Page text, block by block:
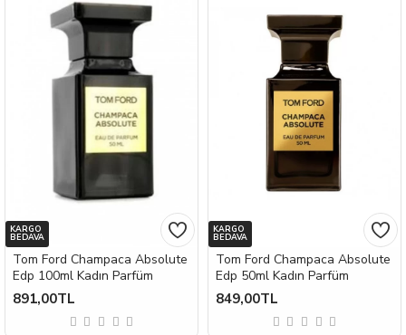
KARGO
BEDAVA
Tom Ford Champaca Absolute
Edp 100ml Kadın Parfüm
891,00TL
KARGO
BEDAVA
Tom Ford Champaca Absolute
Edp 50ml Kadın Parfüm
849,00TL